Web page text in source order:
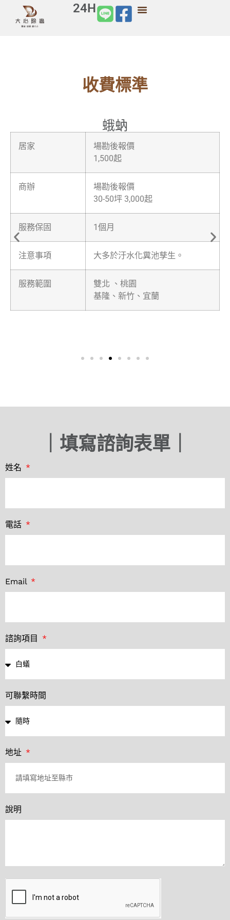
24H
收費標準
蛾蚋
居家
場勘後報價
1,500起
商辦
場勘後報價
30-50坪 3,000起
服務保固 1個月
注意事項 大多於汙水化糞池孳生。
服務範圍
雙北 、桃園
基隆、新竹、宜蘭
｜填寫諮詢表單｜
姓名
電話
Email
諮詢項目
可聯繫時間
地址
說明